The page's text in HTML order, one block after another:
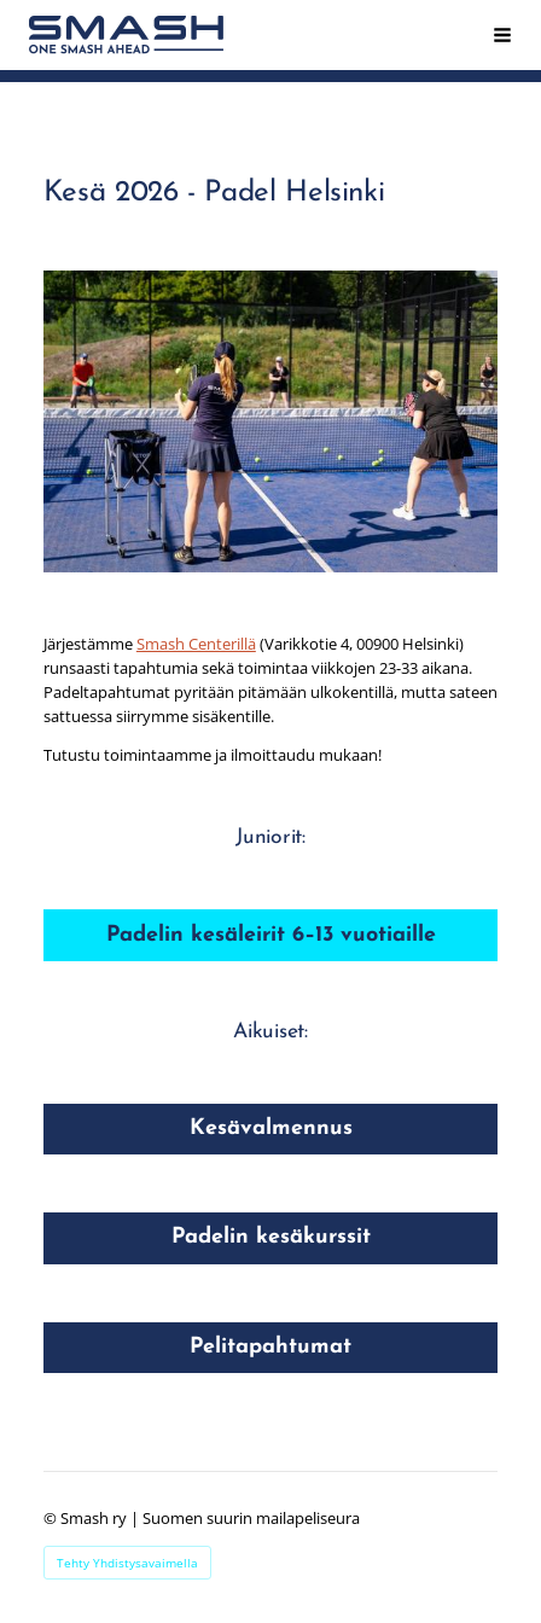
Siirry
sivun
sisältöön
Smash ry - Suomen suurin mailapeliseura
Kesä 2026 - Padel Helsinki
JärjestämmeSmash Centerillä(Varikkotie 4, 00900 Helsinki)
runsaasti tapahtumia sekä toimintaa viikkojen 23-33 aikana.
Padeltapahtumat pyritään pitämään ulkokentillä, mutta sateen
sattuessa siirrymme sisäkentille.
Tutustu toimintaamme ja ilmoittaudu mukaan!
Juniorit:
Padelin kesäleirit 6–13 vuotiaille
Aikuiset:
Kesävalmennus
Padelin kesäkurssit
Pelitapahtumat
©Smash ry | Suomen suurin mailapeliseura
Tehty Yhdistysavaimella